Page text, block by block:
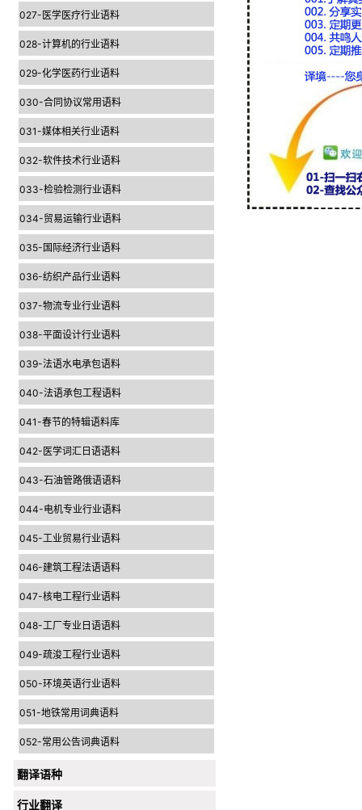
027-医学医疗行业语料
028-计算机的行业语料
029-化学医药行业语料
030-合同协议常用语料
031-媒体相关行业语料
032-软件技术行业语料
033-检验检测行业语料
034-贸易运输行业语料
035-国际经济行业语料
036-纺织产品行业语料
037-物流专业行业语料
038-平面设计行业语料
039-法语水电承包语料
040-法语承包工程语料
041-春节的特辑语料库
042-医学词汇日语语料
043-石油管路俄语语料
044-电机专业行业语料
045-工业贸易行业语料
046-建筑工程法语语料
047-核电工程行业语料
048-工厂专业日语语料
049-疏浚工程行业语料
050-环境英语行业语料
051-地铁常用词典语料
052-常用公告词典语料
翻译语种
行业翻译